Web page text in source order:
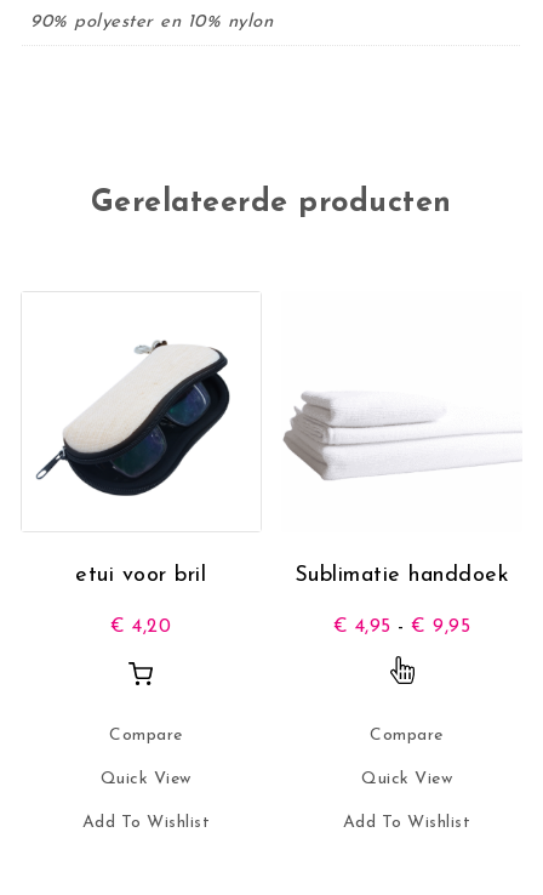
90% polyester en 10% nylon
Gerelateerde producten
etui voor bril
€ 4,20
Compare
Quick View
Add To Wishlist
Sublimatie handdoek
€ 4,95 - € 9,95
Compare
Quick View
Add To Wishlist